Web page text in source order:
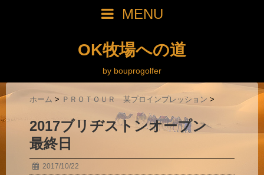
MENU
OK牧場への道
by bouprogolfer
ホーム > ＰＲＯＴＯＵＲ 某プロインプレッション >
2017ブリヂストンオープン
最終日
2017/10/22